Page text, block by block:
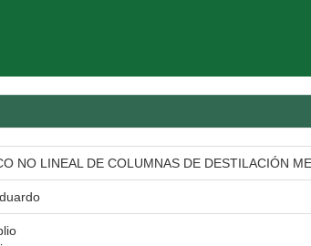
NO LINEAL DE COLUMNAS DE DESTILACIÓN